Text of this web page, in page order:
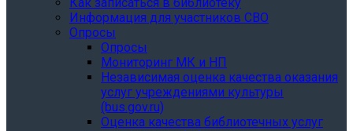
Информация для участников СВО
Опросы
Опросы
Мониторинг МК и НП
Независимая оценка качества оказания
услуг учреждениями культуры
(bus.gov.ru)
Оценка качества библиотечных услуг